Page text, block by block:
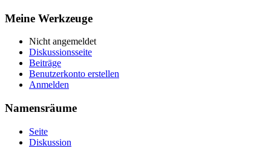
Meine Werkzeuge
Nicht angemeldet
Diskussionsseite
Beiträge
Benutzerkonto erstellen
Anmelden
Namensräume
Seite
Diskussion